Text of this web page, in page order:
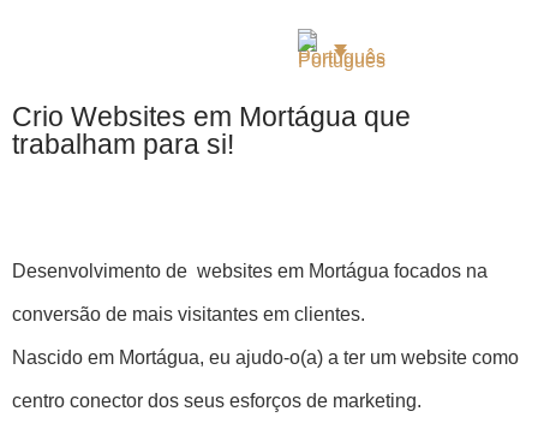
Crio Websites em Mortágua que
trabalham para si!
Desenvolvimento de websites em Mortágua focados na
conversão de mais visitantes em clientes.
Nascido em Mortágua, eu ajudo-o(a) a ter um website como
centro conector dos seus esforços de marketing.